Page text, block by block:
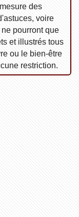
des
voire
pourront que
et illustrés tous
ou le bien-être
restriction.